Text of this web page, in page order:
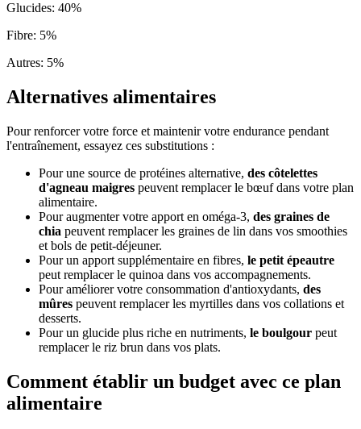
Glucides: 40%
Fibre: 5%
Autres: 5%
Alternatives alimentaires
Pour renforcer votre force et maintenir votre endurance pendant
l'entraînement, essayez ces substitutions :
Pour une source de protéines alternative, des côtelettes
d'agneau maigres peuvent remplacer le bœuf dans votre plan
alimentaire.
Pour augmenter votre apport en oméga-3, des graines de
chia peuvent remplacer les graines de lin dans vos smoothies
et bols de petit-déjeuner.
Pour un apport supplémentaire en fibres, le petit épeautre
peut remplacer le quinoa dans vos accompagnements.
Pour améliorer votre consommation d'antioxydants, des
mûres peuvent remplacer les myrtilles dans vos collations et
desserts.
Pour un glucide plus riche en nutriments, le boulgour peut
remplacer le riz brun dans vos plats.
Comment établir un budget avec ce plan
alimentaire